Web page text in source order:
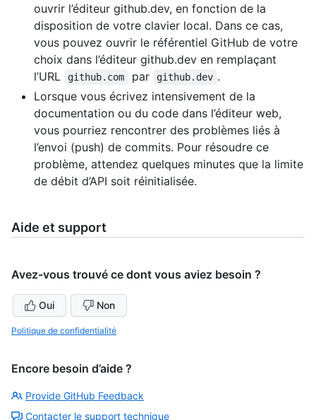
ouvrir l’éditeur github.dev, en fonction de la
disposition de votre clavier local. Dans ce cas,
vous pouvez ouvrir le référentiel GitHub de votre
choix dans l’éditeur github.dev en remplaçant
l’URL
github.com par github.dev .
Lorsque vous écrivez intensivement de la
documentation ou du code dans l’éditeur web,
vous pourriez rencontrer des problèmes liés à
l’envoi (push) de commits. Pour résoudre ce
problème, attendez quelques minutes que la limite
de débit d’API soit réinitialisée.
Aide et support
Avez-vous trouvé ce dont vous aviez besoin ?
Oui Non
Politique de confidentialité
Encore besoin d’aide ?
Provide GitHub Feedback
Contacter le support technique